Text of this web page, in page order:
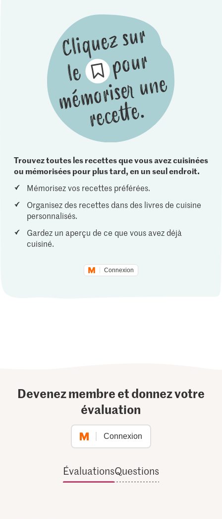
Trouvez toutes les recettes que vous avez cuisinées
ou mémorisées pour plus tard, en un seul endroit.
Mémorisez vos recettes préférées.
Organisez des recettes dans des livres de cuisine
personnalisés.
Gardez un aperçu de ce que vous avez déjà
cuisiné.
Connexion
Devenez membre et donnez votre
évaluation
Connexion
ÉvaluationsQuestions